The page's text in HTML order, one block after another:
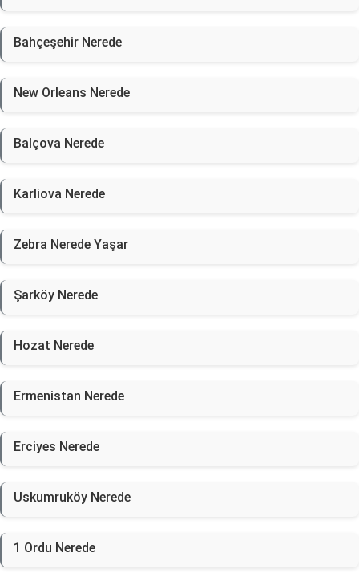
Bahçeşehir Nerede
New Orleans Nerede
Balçova Nerede
Karliova Nerede
Zebra Nerede Yaşar
Şarköy Nerede
Hozat Nerede
Ermenistan Nerede
Erciyes Nerede
Uskumruköy Nerede
1 Ordu Nerede